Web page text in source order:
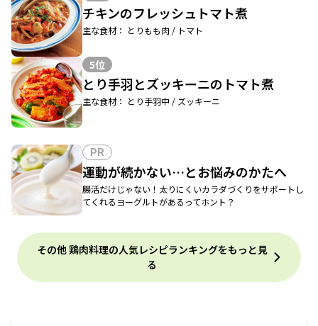
チキンのフレッシュトマト煮
主な食材： とりもも肉 / トマト
5位
とり手羽とズッキーニのトマト煮
主な食材： とり手羽中 / ズッキーニ
PR
運動が続かない…とお悩みのかたへ
腸活だけじゃない！太りにくいカラダづくりをサポートし
てくれるヨーグルトがあるってホント？
その他 鶏肉料理の人気レシピランキングをもっと見
る